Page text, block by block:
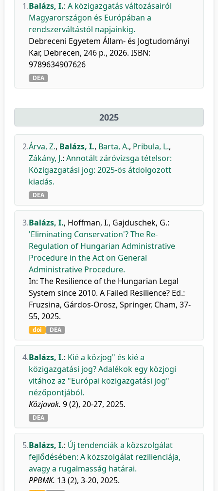
1.Balázs, I.: A közigazgatás változásairól
Magyarországon és Európában a
rendszerváltástól napjainkig.
Debreceni Egyetem Állam- és Jogtudományi
Kar, Debrecen, 246 p., 2026. ISBN:
9789634907626
DEA
2025
2.Árva, Z., Balázs, I., Barta, A., Pribula, L.,
Zákány, J.: Annotált záróvizsga tételsor:
Közigazgatási jog: 2025-ös átdolgozott
kiadás.
DEA
3.Balázs, I., Hoffman, I., Gajduschek, G.:
'Eliminating Conservation'? The Re-
Regulation of Hungarian Administrative
Procedure in the Act on General
Administrative Procedure.
In: The Resilience of the Hungarian Legal
System since 2010. A Failed Resilience? Ed.:
Fruzsina, Gárdos-Orosz, Springer, Cham, 37-
55, 2025.
doi DEA
4.Balázs, I.: Kié a közjog" és kié a
közigazgatási jog? Adalékok egy közjogi
vitához az "Európai közigazgatási jog"
nézőpontjából.
Közjavak. 9 (2), 20-27, 2025.
DEA
5.Balázs, I.: Új tendenciák a közszolgálat
fejlődésében: A közszolgálat rezilienciája,
avagy a rugalmasság határai.
PPBMK. 13 (2), 3-20, 2025.